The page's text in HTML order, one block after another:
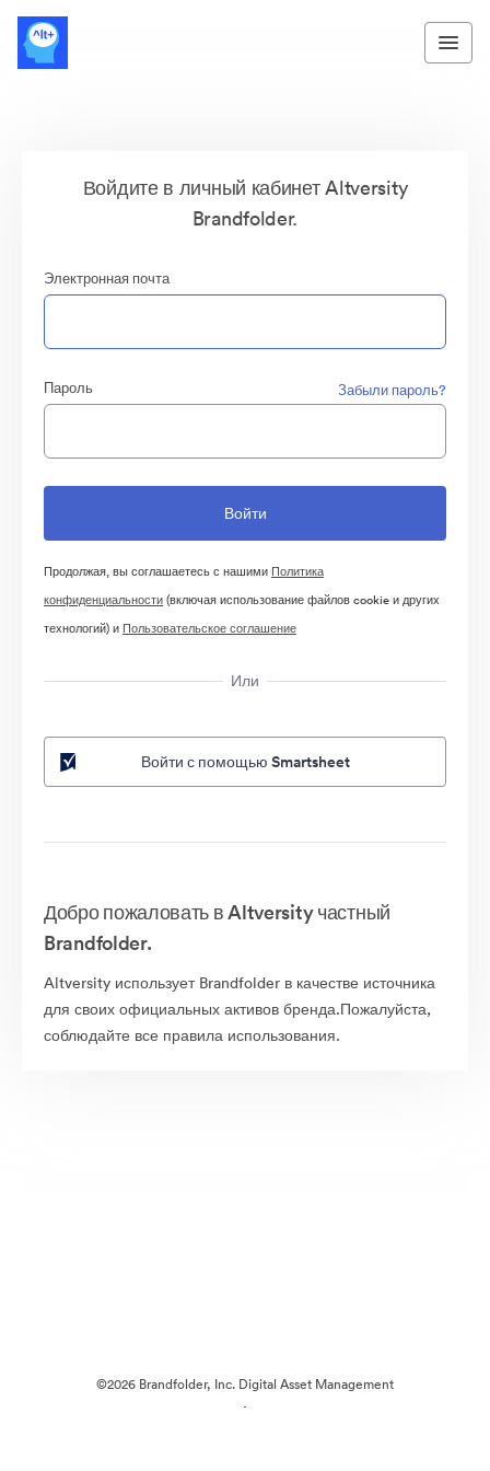
Войдите в личный кабинет Altversity
Brandfolder.
Электронная почта
Пароль Забыли пароль?
Продолжая, вы соглашаетесь с нашими Политика
конфиденциальности(включая использование файлов cookie и других
технологий) и Пользовательское соглашение
Или
Войти с помощью Smartsheet
Добро пожаловать в Altversity частный
Brandfolder.
Altversity использует Brandfolder в качестве источника
для своих официальных активов бренда.Пожалуйста,
соблюдайте все правила использования.
©2026 Brandfolder, Inc. Digital Asset Management
·